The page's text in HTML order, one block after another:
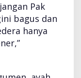
Pak
bagus dan
hanya